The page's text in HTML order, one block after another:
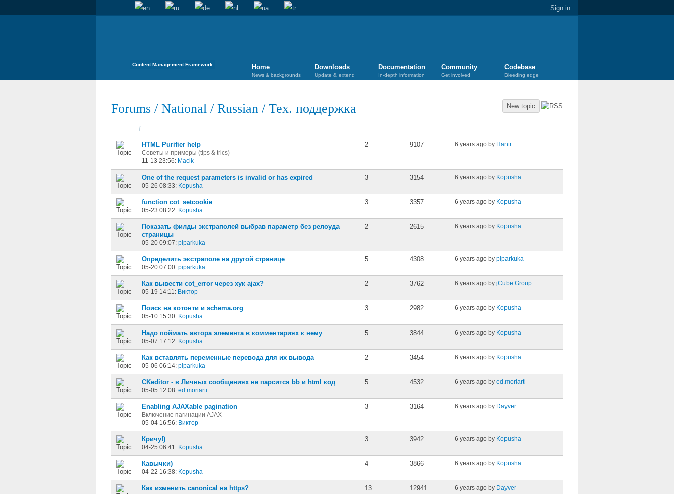
Sign in
Content Management Framework Home
News & backgrounds
Downloads
Update & extend
Documentation
In-depth information
Community
Get involved
Codebase
Bleeding edge
New topic
Forums / National / Russian / Тех. поддержка
/
HTML Purifier help
Советы и примеры (tips & trics)
11-13 23:56: Macik
2 9107 6 years ago by Hantr
One of the request parameters is invalid or has expired
05-26 08:33: Kopusha
3 3154 6 years ago by Kopusha
function cot_setcookie
05-23 08:22: Kopusha
3 3357 6 years ago by Kopusha
Показать филды экстраполей выбрав параметр без релоуда
страницы
05-20 09:07: piparkuka
2 2615 6 years ago by Kopusha
Определить экстраполе на другой странице
05-20 07:00: piparkuka
5 4308 6 years ago by piparkuka
Как вывести cot_error через хук ajax?
05-19 14:11: Виктор
2 3762 6 years ago by jCube Group
Поиск на котонти и schema.org
05-10 15:30: Kopusha
3 2982 6 years ago by Kopusha
Надо поймать автора элемента в комментариях к нему
05-07 17:12: Kopusha
5 3844 6 years ago by Kopusha
Как вставлять переменные перевода для их вывода
05-06 06:14: piparkuka
2 3454 6 years ago by Kopusha
CKeditor - в Личных сообщениях не парсится bb и html код
05-05 12:08: ed.moriarti
5 4532 6 years ago by ed.moriarti
Enabling AJAXable pagination
Включение пагинации AJAX
05-04 16:56: Виктор
3 3164 6 years ago by Dayver
Кричу!)
04-25 06:41: Kopusha
3 3942 6 years ago by Kopusha
Кавычки)
04-22 16:38: Kopusha
4 3866 6 years ago by Kopusha
Как изменить canonical на https? 13 12941 6 years ago by Dayver